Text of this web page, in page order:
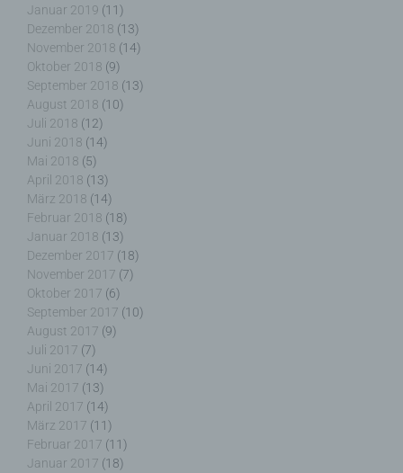
Januar 2019 (11)
Dezember 2018 (13)
November 2018 (14)
Oktober 2018 (9)
September 2018 (13)
August 2018 (10)
Juli 2018 (12)
Juni 2018 (14)
Mai 2018 (5)
April 2018 (13)
März 2018 (14)
Februar 2018 (18)
Januar 2018 (13)
Dezember 2017 (18)
November 2017 (7)
Oktober 2017 (6)
September 2017 (10)
August 2017 (9)
Juli 2017 (7)
Juni 2017 (14)
Mai 2017 (13)
April 2017 (14)
März 2017 (11)
Februar 2017 (11)
Januar 2017 (18)
Verantwortlicher oder für die Verarbeitung
Verantwortlicher ist die natürliche oder juristische
Person, Behörde, Einrichtung oder andere Stelle,
die allein oder gemeinsam mit anderen über die
Zwecke und Mittel der Verarbeitung von
personenbezogenen Daten entscheidet. Sind die
Zwecke und Mittel dieser Verarbeitung durch das
Unionsrecht oder das Recht der Mitgliedstaaten
vorgegeben, so kann der Verantwortliche
beziehungsweise können die bestimmten Kriterien
seiner Benennung nach dem Unionsrecht oder
dem Recht der Mitgliedstaaten vorgesehen
werden.
h) Auftragsverarbeiter
Auftragsverarbeiter ist eine natürliche oder
juristische Person, Behörde, Einrichtung oder
andere Stelle, die personenbezogene Daten im
Auftrag des Verantwortlichen verarbeitet.